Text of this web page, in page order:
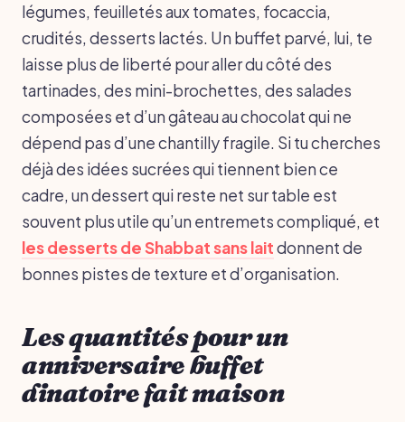
légumes, feuilletés aux tomates, focaccia,
crudités, desserts lactés. Un buffet parvé, lui, te
laisse plus de liberté pour aller du côté des
tartinades, des mini-brochettes, des salades
composées et d’un gâteau au chocolat qui ne
dépend pas d’une chantilly fragile. Si tu cherches
déjà des idées sucrées qui tiennent bien ce
cadre, un dessert qui reste net sur table est
souvent plus utile qu’un entremets compliqué, et
les desserts de Shabbat sans laitdonnent de
bonnes pistes de texture et d’organisation.
Les quantités pour un
anniversaire buffet
dinatoire fait maison